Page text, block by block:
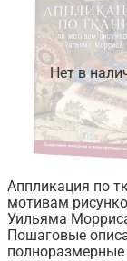
Нет в
Аппликация по
мотивам
Уильяма
Пошаговые